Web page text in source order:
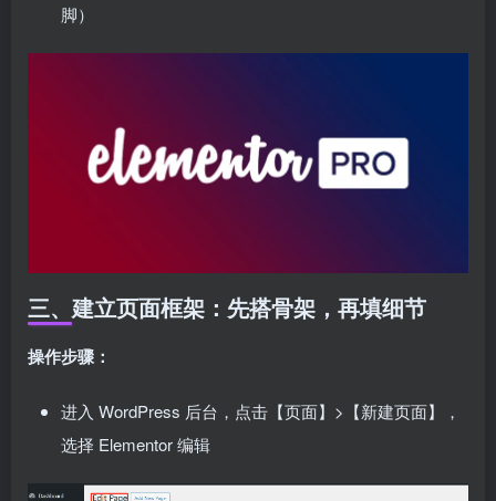
脚）
三、建立页面框架：先搭骨架，再填细节
操作步骤：
进入 WordPress 后台，点击【页面】>【新建页面】，
选择 Elementor 编辑